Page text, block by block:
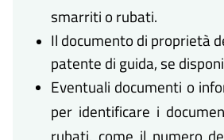
smarriti o rubati.
Il documento di proprietà
patente di guida, se
Eventuali documenti o
per identificare i